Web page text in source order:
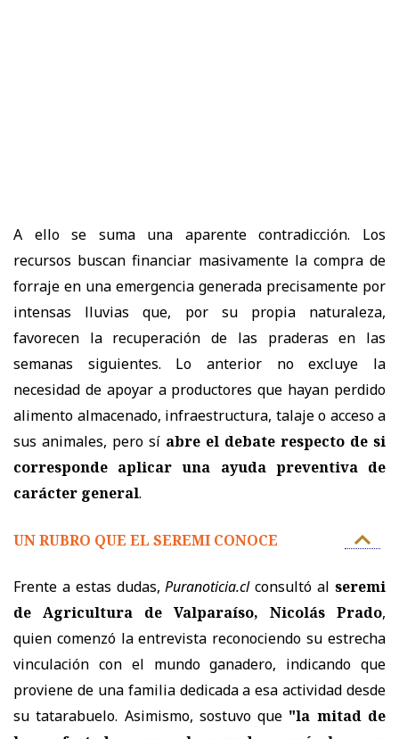
A ello se suma una aparente contradicción. Los
recursos buscan financiar masivamente la compra de
forraje en una emergencia generada precisamente por
intensas lluvias que, por su propia naturaleza,
favorecen la recuperación de las praderas en las
semanas siguientes. Lo anterior no excluye la
necesidad de apoyar a productores que hayan perdido
alimento almacenado, infraestructura, talaje o acceso a
sus animales, pero sí abre el debate respecto de si
corresponde aplicar una ayuda preventiva de
carácter general.
UN RUBRO QUE EL SEREMI CONOCE
Frente a estas dudas,Puranoticia.clconsultó alseremi
de Agricultura de Valparaíso, Nicolás Prado,
quien comenzó la entrevista reconociendo su estrecha
vinculación con el mundo ganadero, indicando que
proviene de una familia dedicada a esa actividad desde
su tatarabuelo. Asimismo, sostuvo que "la mitad de